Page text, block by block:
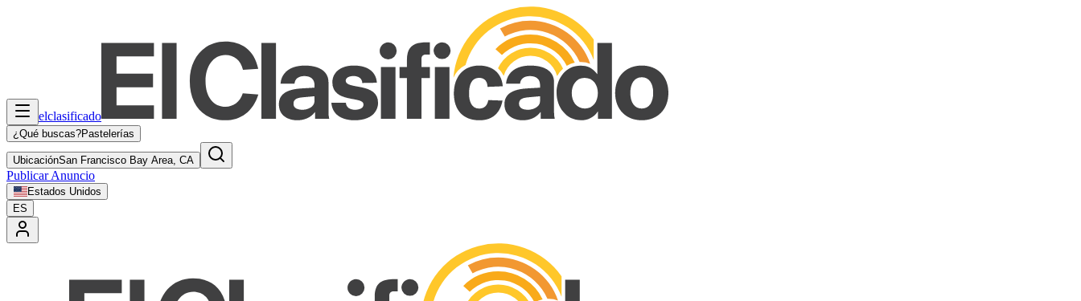
elclasificado
¿Qué buscas?Pastelerías
UbicaciónSan Francisco Bay Area, CA
Publicar Anuncio
Estados Unidos
ES